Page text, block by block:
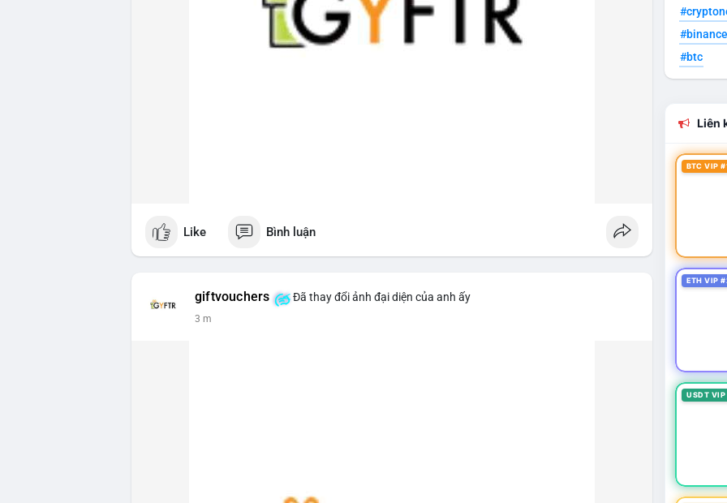
Like Bình luận
giftvouchers Đã thay đổi ảnh đại diện của anh ấy
3 m
#btc
Liên
BTC VIP
ETH VIP
USDT